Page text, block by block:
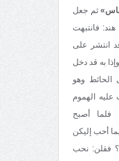
ثم جعل
هند: فانتبهت
انتشر على
به قد دخل
الحائط وهو
الهموم
فلما أصبح
أحب إليكن
فقلن: نحب